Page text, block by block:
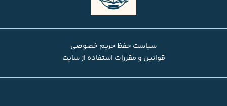
سیاست حفظ حریم خصوصی
قوانین و مقررات استفاده از سایت